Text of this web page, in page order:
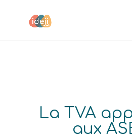
La TVA
aux